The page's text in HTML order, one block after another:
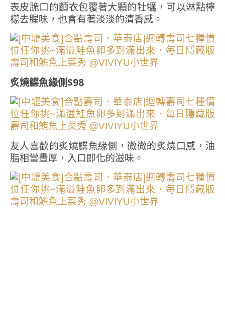
表皮脆口的麵衣包覆著大顆的牡犡，可以淋點檸
檬去腥味，也會有著淡淡的清香感。
炙燒鰈魚緣側$98
友人喜歡的炙燒鰈魚緣側，微微的炙燒口感，油
脂相當豐厚，入口即化的滋味。